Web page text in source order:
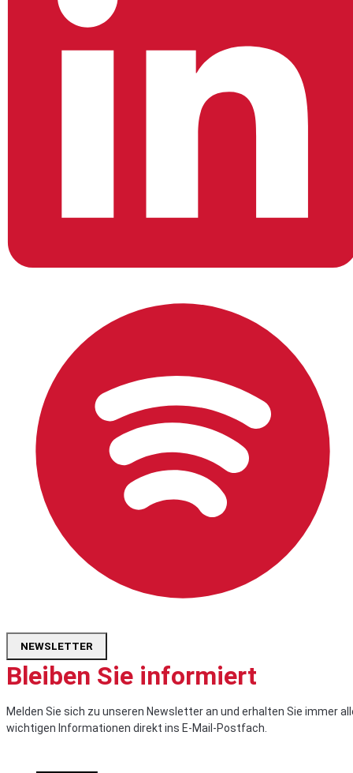
NEWSLETTER
Bleiben Sie informiert
Melden Sie sich zu unseren Newsletter an und erhalten Sie immer
wichtigen Informationen direkt ins E-Mail-Postfach.